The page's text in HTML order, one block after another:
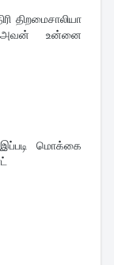
திறமைசாலியா
அவன் உன்னை
இப்படி மொக்கை